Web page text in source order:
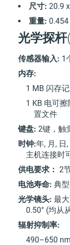
尺寸: 20.9
重量:
光学探杆
传感器输入: 1
内存:
1 MB 闪存
1 KB 电可
置文件
键盘: 2键，触
时钟:年, 月,
主机连接时
供电要求： 2
电池寿命: 典
光学镜头: 最
0.50° (均从
辐射抑制率:
490–650